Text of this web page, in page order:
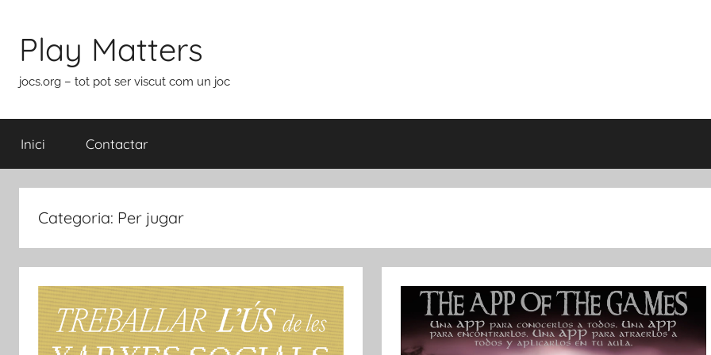
contingut
Play Matters
jocs.org – tot pot ser viscut com un joc
Inici Contactar
Categoria: Per jugar